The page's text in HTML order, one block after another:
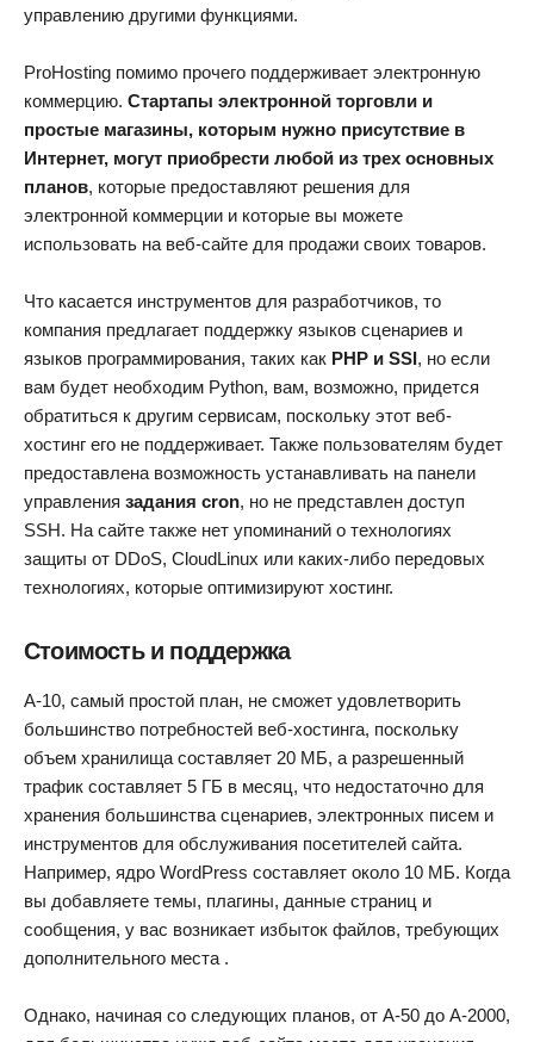
управлению другими функциями.
ProHosting помимо прочего поддерживает электронную
коммерцию. Стартапы электронной торговли и
простые магазины, которым нужно присутствие в
Интернет, могут приобрести любой из трех основных
планов, которые предоставляют решения для
электронной коммерции и которые вы можете
использовать на веб-сайте для продажи своих товаров.
Что касается инструментов для разработчиков, то
компания предлагает поддержку языков сценариев и
языков программирования, таких как PHP и SSI, но если
вам будет необходим Python, вам, возможно, придется
обратиться к другим сервисам, поскольку этот веб-
хостинг его не поддерживает. Также пользователям будет
предоставлена возможность устанавливать на панели
управления задания cron, но не представлен доступ
SSH. На сайте также нет упоминаний о технологиях
защиты от DDoS, CloudLinux или каких-либо передовых
технологиях, которые оптимизируют хостинг.
Стоимость и поддержка
A-10, самый простой план, не сможет удовлетворить
большинство потребностей веб-хостинга, поскольку
объем хранилища составляет 20 МБ, а разрешенный
трафик составляет 5 ГБ в месяц, что недостаточно для
хранения большинства сценариев, электронных писем и
инструментов для обслуживания посетителей сайта.
Например, ядро WordPress составляет около 10 МБ. Когда
вы добавляете темы, плагины, данные страниц и
сообщения, у вас возникает избыток файлов, требующих
дополнительного места .
Однако, начиная со следующих планов, от A-50 до A-2000,